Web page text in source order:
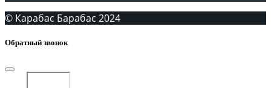
© Карабас Барабас 2024
Обратный звонок